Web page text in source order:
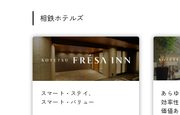
相鉄ホテルズ
スマート・ステイ、
スマート・バリュー
あら
効率性
価値